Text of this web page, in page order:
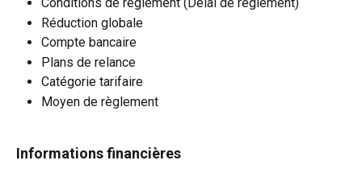
Réduction globale
Compte bancaire
Plans de relance
Catégorie tarifaire
Moyen de règlement
Informations financières